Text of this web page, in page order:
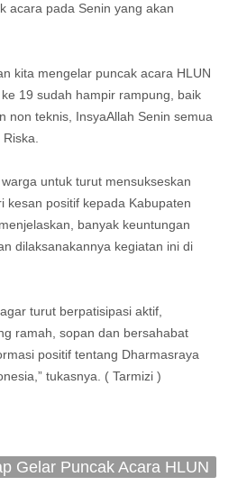
acara pada Senin yang akan
kita mengelar puncak acara HLUN
19 sudah hampir rampung, baik
non teknis, InsyaAllah Senin semua
Riska.
untuk turut mensukseskan
kesan positif kepada Kabupaten
banyak keuntungan
dilaksanakannya kegiatan ini di
turut berpatisipasi aktif,
ramah, sopan dan bersahabat
positif tentang Dharmasraya
tukasnya. ( Tarmizi )
Gelar Puncak Acara HLUN